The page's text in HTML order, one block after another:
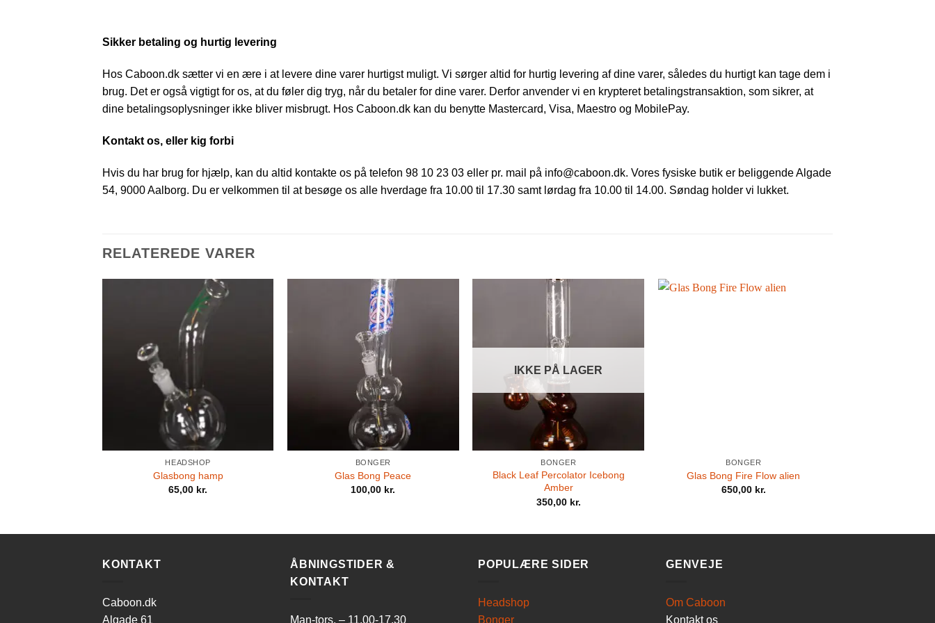
Sikker betaling og hurtig levering
Hos Caboon.dk sætter vi en ære i at levere dine varer hurtigst muligt. Vi sørger altid for hurtig levering af dine varer, således du hurtigt kan tage dem i
brug. Det er også vigtigt for os, at du føler dig tryg, når du betaler for dine varer. Derfor anvender vi en krypteret betalingstransaktion, som sikrer, at
dine betalingsoplysninger ikke bliver misbrugt. Hos Caboon.dk kan du benytte Mastercard, Visa, Maestro og MobilePay.
Kontakt os, eller kig forbi
Hvis du har brug for hjælp, kan du altid kontakte os på telefon 98 10 23 03 eller pr. mail på info@caboon.dk. Vores fysiske butik er beliggende Algade
54, 9000 Aalborg. Du er velkommen til at besøge os alle hverdage fra 10.00 til 17.30 samt lørdag fra 10.00 til 14.00. Søndag holder vi lukket.
RELATEREDE VARER
HEADSHOP
Glasbong hamp
65,00 kr.
BONGER
Glas Bong Peace
100,00 kr.
IKKE PÅ LAGER
BONGER
Black Leaf Percolator Icebong
Amber
350,00 kr.
BONGER
Glas Bong Fire Flow alien
650,00 kr.
KONTAKT
Caboon.dk
Algade 61
ÅBNINGSTIDER &
KONTAKT
Man-tors. – 11.00-17.30
POPULÆRE SIDER
Headshop
Bonger
GENVEJE
Om Caboon
Kontakt os